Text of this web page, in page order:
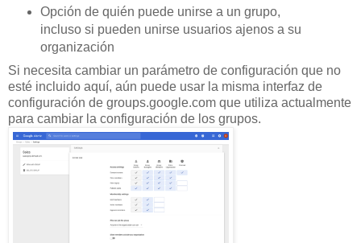
Opción de quién puede unirse a un grupo,
incluso si pueden unirse usuarios ajenos a su
organización
Si necesita cambiar un parámetro de configuración que no
esté incluido aquí, aún puede usar la misma interfaz de
configuración de groups.google.com que utiliza actualmente
para cambiar la configuración de los grupos.